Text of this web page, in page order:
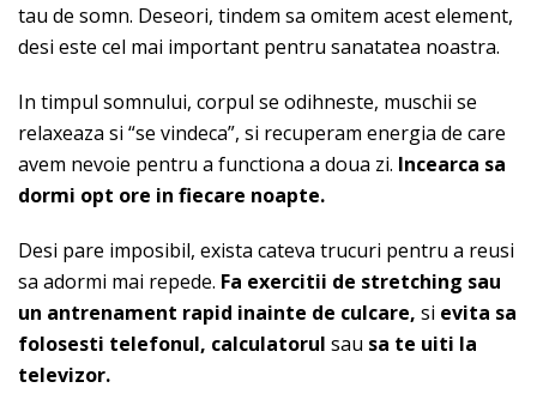
tau de somn. Deseori, tindem sa omitem acest element,
desi este cel mai important pentru sanatatea noastra.
In timpul somnului, corpul se odihneste, muschii se
relaxeaza si “se vindeca”, si recuperam energia de care
avem nevoie pentru a functiona a doua zi. Incearca sa
dormi opt ore in fiecare noapte.
Desi pare imposibil, exista cateva trucuri pentru a reusi
sa adormi mai repede. Fa exercitii de stretching sau
un antrenament rapid inainte de culcare, si evita sa
folosesti telefonul, calculatorul sau sa te uiti la
televizor.